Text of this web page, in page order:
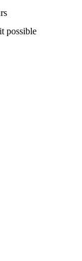
possible